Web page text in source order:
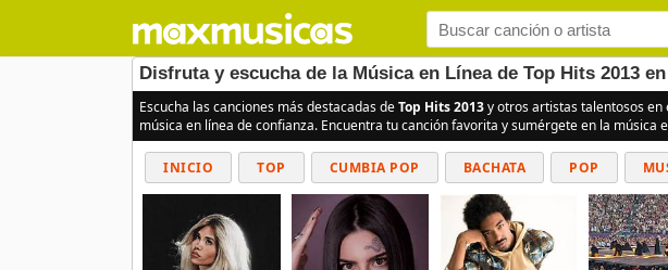
Disfruta y escucha de la Música en Línea de Top Hits 2013
Escucha las canciones más destacadas deTop Hits 2013y otros artistas talentosos en
música en línea de confianza. Encuentra tu canción favorita y sumérgete en la música
INICIO TOP CUMBIA POP BACHATA POP